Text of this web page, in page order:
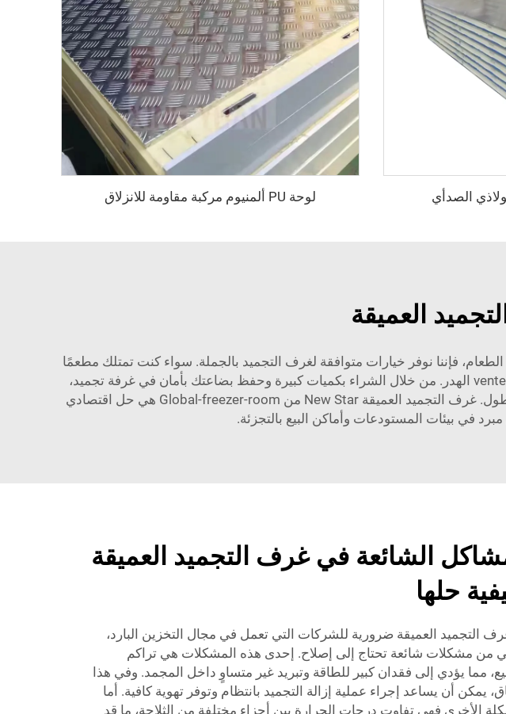
لوحة PU ألمنيوم مركبة مقاومة للانزلاق
العميقة
فإننا نوفر خيارات متوافقة لغرف التجميد بالجملة. سواء كنت تمتلك مطعمًا
صغيرًا أو مصنعًا كبيرًا لإنتاج الأغذية، فإن امتلاك غرفة تجميد عميقة يمكن أن توفر المال وتحvented الهدر. من خلال الشراء بكميات كبيرة وحفظ بضاعتك بأمان في غرفة تجميد،
يمكنك أيضًا توفير المال على المدى الطويل لأن المكونات التي اشتريتها تظل طازجة لفترة أطول. غرف التجميد العميقة New Star من Global-freezer-room هي حل اقتصادي
في بيئات المستودعات وأماكن البيع بالتجزئة.
الشائعة في غرف التجميد العميقة
حلها
التجميد العميقة ضرورية للشركات التي تعمل في مجال التخزين البارد،
من مشكلات شائعة تحتاج إلى إصلاح. إحدى هذه المشكلات هي تراكم
مما يؤدي إلى فقدان كبير للطاقة وتبريد غير متساوٍ داخل المجمد. وفي هذا
يمكن أن يساعد إجراء عملية إزالة التجميد بانتظام وتوفر تهوية كافية. أما
الأخرى فهي تفاوت درجات الحرارة بين أجزاء مختلفة من الثلاجة، ما قد